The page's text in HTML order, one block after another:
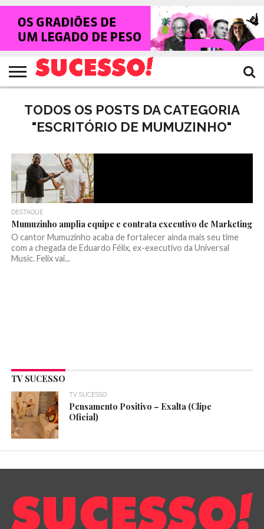
HOME
NOTÍCIAS
SHOWS
ENTREVISTAS
CLIQUES
RANKING
CROWLEY
TV
SUCESSO!
REVISTA
SUCESSO!
TODOS OS POSTS DA CATEGORIA
"ESCRITÓRIO DE MUMUZINHO"
DESTAQUE
Mumuzinho amplia equipe e contrata executivo de Marketing
O cantor Mumuzinho acaba de fortalecer ainda mais seu time
com a chegada de Eduardo Félix, ex-executivo da Universal
Music. Felix vai...
TV SUCESSO
TV SUCESSO
Pensamento Positivo – Exalta (Clipe
Oficial)